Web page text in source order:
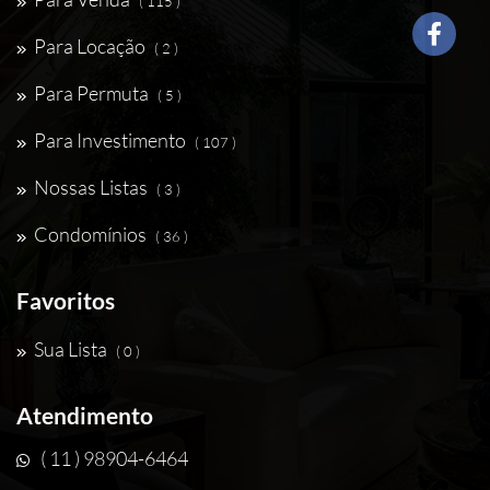
Para Locação ( 2 )
Para Permuta ( 5 )
Para Investimento ( 107 )
Nossas Listas ( 3 )
Condomínios ( 36 )
Favoritos
Sua Lista ( 0 )
Atendimento
( 11 ) 98904-6464